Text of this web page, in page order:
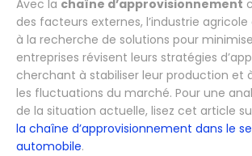
Avec la chaîne d’approvisionnement
des facteurs externes, l’industrie
à la recherche de solutions pour
entreprises révisent leurs stratégies
cherchant à stabiliser leur production et
les fluctuations du marché. Pour une
de la situation actuelle, lisez cet article
la chaîne d’approvisionnement dans le
automobile.